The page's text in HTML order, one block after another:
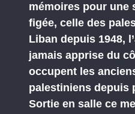
mémoires pour une
figée, celle des
Liban depuis 1948,
jamais apprise du
occupent les
palestiniens depuis
Sortie en salle ce